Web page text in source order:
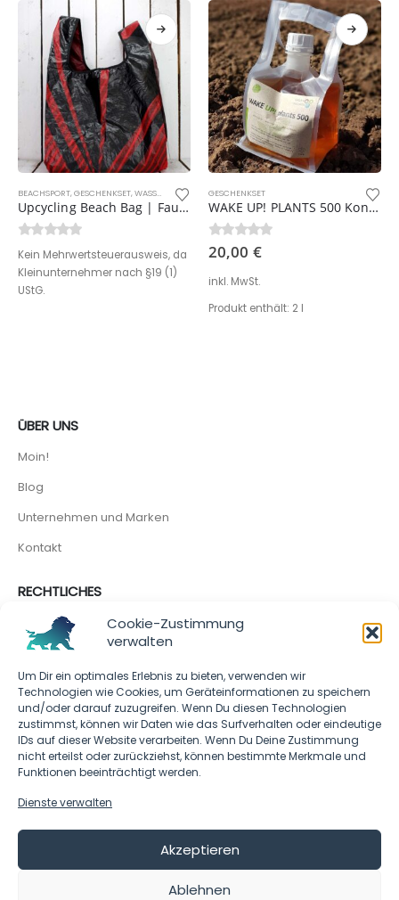
Cookie-Zustimmung
verwalten
Um Dir ein optimales Erlebnis zu bieten, verwenden wir
Technologien wie Cookies, um Geräteinformationen zu speichern
und/oder darauf zuzugreifen. Wenn Du diesen Technologien
zustimmst, können wir Daten wie das Surfverhalten oder eindeutige
IDs auf dieser Website verarbeiten. Wenn Du Deine Zustimmung
nicht erteilst oder zurückziehst, können bestimmte Merkmale und
Funktionen beeinträchtigt werden.
Dienste verwalten
Akzeptieren
Ablehnen
,WASSERSPORT
BEACHSPORT,GESCHENKSET,WASSERSPORT
Upcycling Beach Bag | Fauler Lenz
Kein Mehrwertsteuerausweis, da
Kleinunternehmer nach §19 (1)
UStG.
GESCHENKSET
WAKE UP! PLANTS 500 Konzentrat
0out of 5
20,00 €
inkl. MwSt.
Produkt enthält: 2 l
ÜBER UNS
Moin!
Blog
Unternehmen und Marken
Kontakt
RECHTLICHES
Cookie-Richtlinie
Impressum
SOCIAL MEDIA
CHARAZO - © 2023 - All rights reserved.